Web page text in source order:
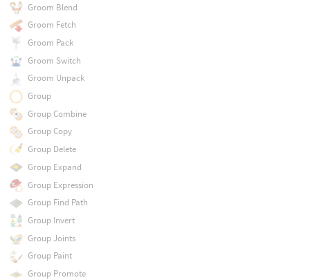
Groom Blend
Groom Fetch
Groom Pack
Groom Switch
Groom Unpack
Group
Group Combine
Group Copy
Group Delete
Group Expand
Group Expression
Group Find Path
Group Invert
Group Joints
Group Paint
Group Promote